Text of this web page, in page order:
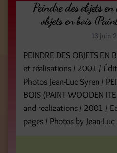
Peindre des objets
objets en bois
13 juin
PEINDRE DES OBJETS
et réalisations / 2001 /
Photos Jean-Luc Syren /
BOIS (PAINT WOODEN
and realizations / 2001 /
pages / Photos by Jean-Luc